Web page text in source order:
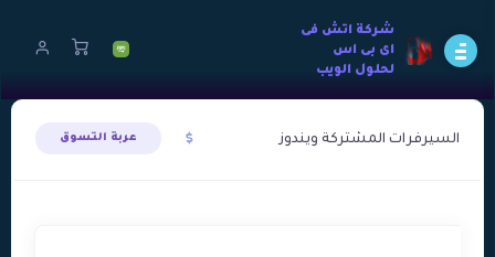
شركة اتش فى
اى بى اس
لحلول الويب
السيرفرات المشتركة ويندوز عربة التسوق